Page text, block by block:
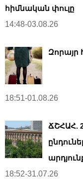
հիմնական փուլը
14:48-03.08.26
Զորայր
18:51-01.08.26
ՃՇՀԱՀ.
18:52-31.07.26